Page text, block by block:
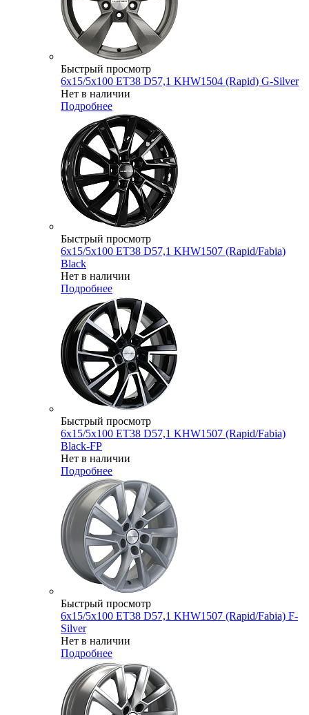
Быстрый просмотр
6x15/5x100 ET38 D57,1 KHW1504 (Rapid) G-Silver
Нет в наличии
Подробнее
Быстрый просмотр
6x15/5x100 ET38 D57,1 KHW1507 (Rapid/Fabia)
Black
Нет в наличии
Подробнее
Быстрый просмотр
6x15/5x100 ET38 D57,1 KHW1507 (Rapid/Fabia)
Black-FP
Нет в наличии
Подробнее
Быстрый просмотр
6x15/5x100 ET38 D57,1 KHW1507 (Rapid/Fabia) F-
Silver
Нет в наличии
Подробнее